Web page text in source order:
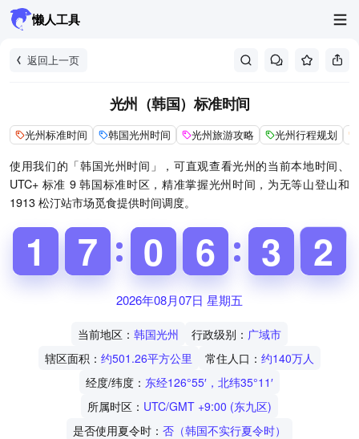
懒人工具
返回上一页
光州（韩国）标准时间
光州标准时间 韩国光州时间 光州旅游攻略 光州行程规划
使用我们的「韩国光州时间」，可直观查看光州的当前本地时间、
UTC+ 标准 9 韩国标准时区，精准掌握光州时间，为无等山登山和
1913 松汀站市场觅食提供时间调度。
1
1
1
1 6
6
7
7 9
9
0
0 5
5
6
6 2
3
3 2
2
3
2026年08月07日 星期五
当前地区： 韩国光州 行政级别： 广域市
辖区面积： 约501.26平方公里 常住人口： 约140万人
经度/纬度： 东经126°55′，北纬35°11′
所属时区： UTC/GMT +9:00 (东九区)
是否使用夏令时： 否（韩国不实行夏令时）